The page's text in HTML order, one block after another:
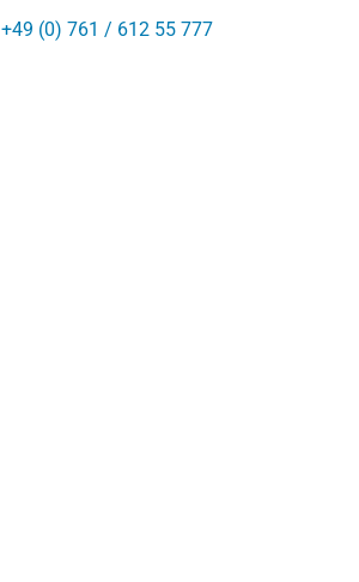
+49 (0) 761 / 612 55 777